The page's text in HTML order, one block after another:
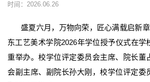
时间：2026.06.26
盛夏六月，万物向荣，匠心满载启新
东工艺美术学院2026年学位授予仪式在学
重举办。校学位评定委员会主席、院长董
会副主席、副院长孙大刚，校学位评定委